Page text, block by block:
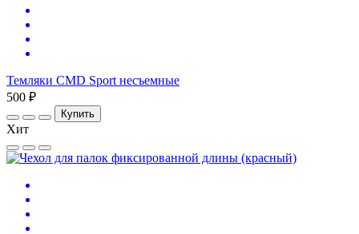
Темляки CMD Sport несъемные
500 ₽
Купить
Хит